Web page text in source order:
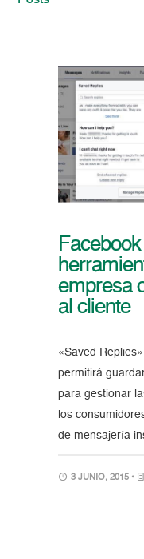
empresa
al cliente
«Saved
permitirá
para gestionar
los
de mensajería
3 JUNIO, 2015 •